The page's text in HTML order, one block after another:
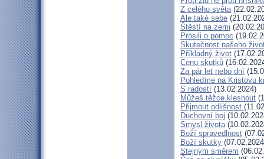
Z celého světa
Ale také sebe
Štěstí na zemi
Prosili o pomoc
Skutečnost našeho
Příkladný život
Cenu skutků
Za pár let nebo dní
Pohleďme na Kristovu
S radostí (13.02.2024)
Můžeš těžce klesnout
Přijmout odlišnost
Duchovní boj
Smysl života
Boží spravedlnost
Boží skutky
Stejným směrem